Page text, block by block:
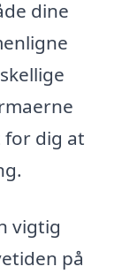
dine
dig at
vigtig
på